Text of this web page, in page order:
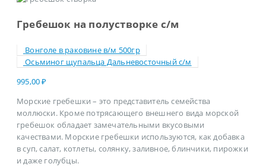
Гребешок на полустворке с/м
Вонголе в раковине в/м 500гр
Осьминог щупальца Дальневосточный с/м
995,00₽
Морские гребешки – это представитель семейства
моллюски. Кроме потрясающего внешнего вида морской
гребешок обладает замечательными вкусовыми
качествами. Морские гребешки используются, как добавка
в суп, салат, котлеты, солянку, заливное, блинчики, пирожки
и даже голубцы.